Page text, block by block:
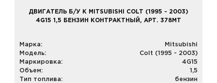
ДВИГАТЕЛЬ Б/У К MITSUBISHI COLT (1995 - 2003)
4G15 1,5 БЕНЗИН КОНТРАКТНЫЙ, АРТ. 378MT
Марка:
Mitsubishi
Модель:
Colt (1995 - 2003)
Маркировка:
4G15
Объем:
1,5
Тип топлива:
бензин